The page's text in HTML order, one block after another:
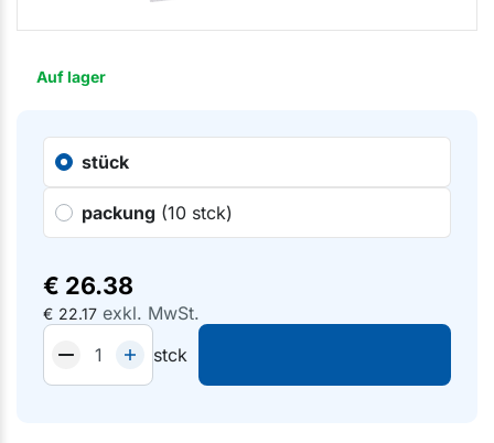
Auf lager
stück
packung (10 stck)
€ 26.38
€ 22.17 exkl. MwSt.
stck